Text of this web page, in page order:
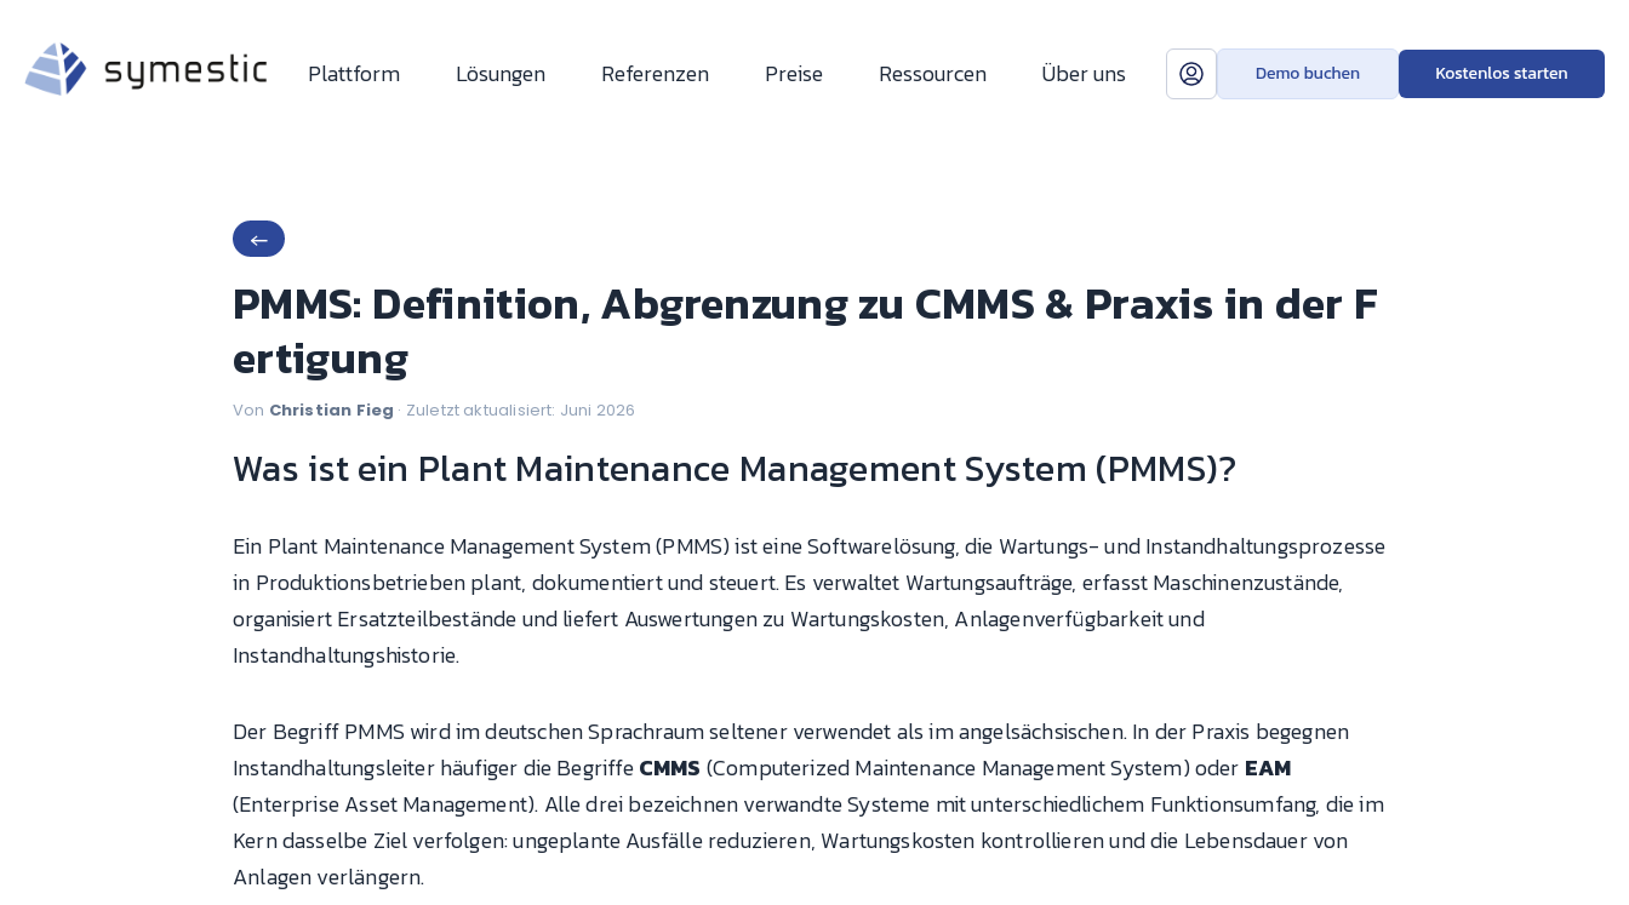
Plattform Lösungen Referenzen Preise Ressourcen Über uns
←
PMMS: Definition, Abgrenzung zu CMMS & Praxis in der F
ertigung
Von Christian Fieg · Zuletzt aktualisiert: Juni 2026
Was ist ein Plant Maintenance Management System (PMMS)?
Ein Plant Maintenance Management System (PMMS) ist eine Softwarelösung, die Wartungs- und Instandhaltungsprozesse
in Produktionsbetrieben plant, dokumentiert und steuert. Es verwaltet Wartungsaufträge, erfasst Maschinenzustände,
organisiert Ersatzteilbestände und liefert Auswertungen zu Wartungskosten, Anlagenverfügbarkeit und
Instandhaltungshistorie.
Der Begriff PMMS wird im deutschen Sprachraum seltener verwendet als im angelsächsischen. In der Praxis begegnen
Instandhaltungsleiter häufiger die BegriffeCMMS (Computerized Maintenance Management System) oder EAM
(Enterprise Asset Management). Alle drei bezeichnen verwandte Systeme mit unterschiedlichem Funktionsumfang, die im
Kern dasselbe Ziel verfolgen: ungeplante Ausfälle reduzieren, Wartungskosten kontrollieren und die Lebensdauer von
Anlagen verlängern.